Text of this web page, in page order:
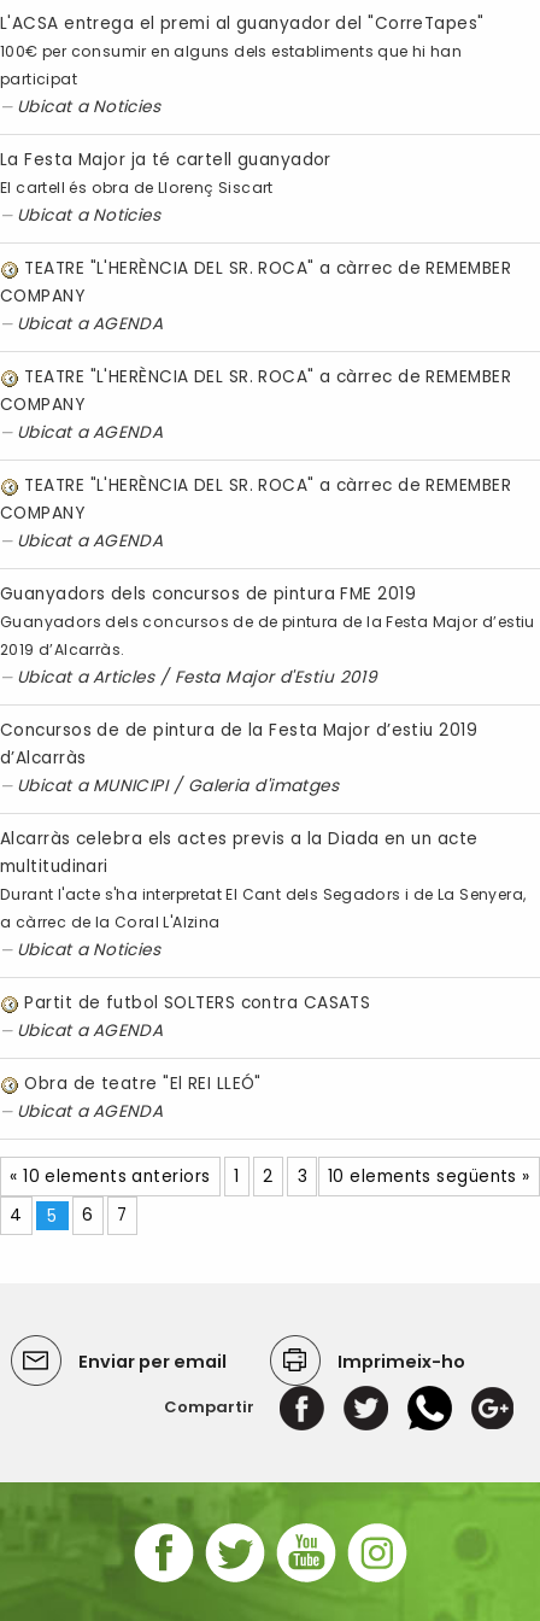
L'ACSA entrega el premi al guanyador del "CorreTapes"
100€ per consumir en alguns dels establiments que hi han
participat
Ubicat a Noticies
La Festa Major ja té cartell guanyador
El cartell és obra de Llorenç Siscart
Ubicat a Noticies
TEATRE "L'HERÈNCIA DEL SR. ROCA" a càrrec de REMEMBER
COMPANY
Ubicat aAGENDA
TEATRE "L'HERÈNCIA DEL SR. ROCA" a càrrec de REMEMBER
COMPANY
Ubicat aAGENDA
TEATRE "L'HERÈNCIA DEL SR. ROCA" a càrrec de REMEMBER
COMPANY
Ubicat aAGENDA
Guanyadors dels concursos de pintura FME 2019
Guanyadors dels concursos de de pintura de la Festa Major d’estiu
2019 d’Alcarràs.
Ubicat aArticles / Festa Major d'Estiu 2019
Concursos de de pintura de la Festa Major d’estiu 2019
d’Alcarràs
Ubicat a MUNICIPI / Galeria d'imatges
Alcarràs celebra els actes previs a la Diada en un acte
multitudinari
Durant l'acte s'ha interpretat El Cant dels Segadors i de La Senyera,
a càrrec de la Coral L'Alzina
Ubicat a Noticies
Partit de futbol SOLTERS contra CASATS
Ubicat aAGENDA
Obra de teatre "El REI LLEÓ"
Ubicat aAGENDA
« 10 elements anteriors 10 elements següents »
1 2
3
4
5 6 7
Enviar per email Imprimeix-ho
Compartir